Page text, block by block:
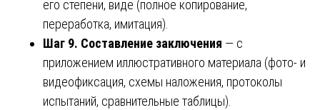
его степени, виде (полное копирование,
переработка, имитация).
Шаг 9. Составление заключения — с
приложением иллюстративного материала (фото- и
видеофиксация, схемы наложения, протоколы
испытаний, сравнительные таблицы).